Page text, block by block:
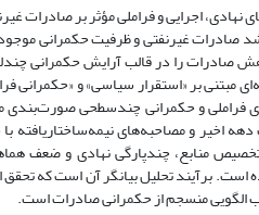
نهادی، اجرایی و فراملی مؤثر بر صادرات
غیرنفتی و ظرفیت حکمرانی موجود
صادرات را در قالب آرایش حکمرانی
مبتنی بر «استقرار سیاسی» و «حکمرانی
و حکمرانی چندسطحی صورت‌بندی
اخیر و مصاحبه‌های نیمه‌ساختاریافته
منابع، چندپارگی نهادی و ضعف
برآیند تحلیل بیانگر آن است که تحقق
الگویی منسجم از حکمرانی صادرات است.